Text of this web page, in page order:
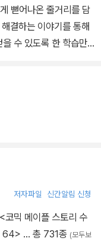
뻗어나온 줄거리를 담
결하는 이야기를 통해
수 있도록 한 학습만
저자파일 신간알림 신청
<코믹 메이플 스토리 수
64> … 총 731종 (모두보